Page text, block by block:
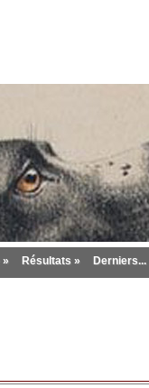
» Résultats » Derniers...